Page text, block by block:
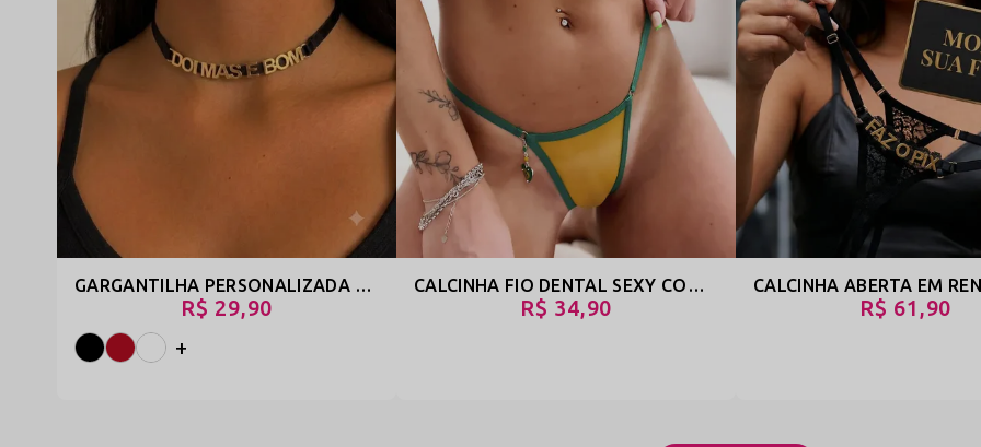
GARGANTILHA PERSONALIZADA MULTIUSO ATÉ 10 LETRAS - PRESENTE
R$ 29,90
+
CALCINHA FIO DENTAL SEXY COM REGULAGEM - DEITA E ROLA
R$ 34,90 R$ 61,90